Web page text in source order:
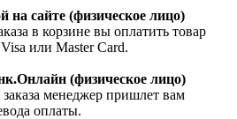
на сайте (физическое лицо)
в корзине вы оплатить товар
или Master Card.
(физическое лицо)
менеджер пришлет вам
оплаты.